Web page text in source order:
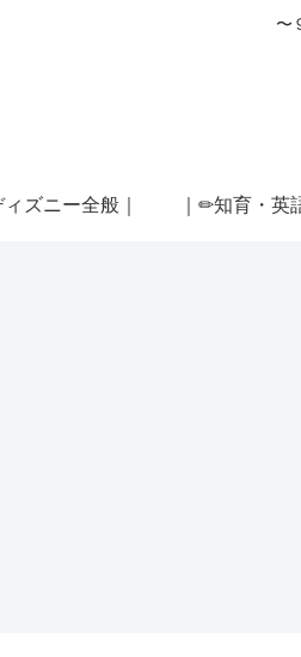
〜
ィズニー全般｜ ｜✏知育・英